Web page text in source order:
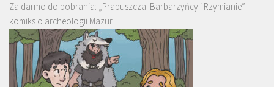
Za darmo do pobrania: „Prapuszcza. Barbarzyńcy i Rzymianie” –
komiks o archeologii Mazur